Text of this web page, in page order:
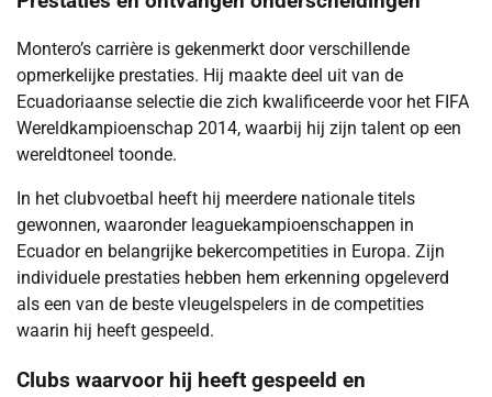
Montero’s carrière is gekenmerkt door verschillende
opmerkelijke prestaties. Hij maakte deel uit van de
Ecuadoriaanse selectie die zich kwalificeerde voor het FIFA
Wereldkampioenschap 2014, waarbij hij zijn talent op een
wereldtoneel toonde.
In het clubvoetbal heeft hij meerdere nationale titels
gewonnen, waaronder leaguekampioenschappen in
Ecuador en belangrijke bekercompetities in Europa. Zijn
individuele prestaties hebben hem erkenning opgeleverd
als een van de beste vleugelspelers in de competities
waarin hij heeft gespeeld.
Clubs waarvoor hij heeft gespeeld en